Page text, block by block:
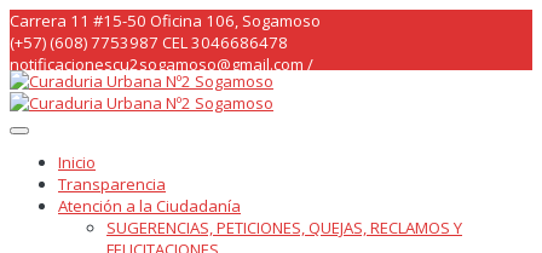
Skip
to
content
Carrera 11 #15-50 Oficina 106, Sogamoso
(+57) (608) 7753987 CEL 3046686478
notificacionescu2sogamoso@gmail.com /
curaduria2sogamoso@gmail.com /
Inicio
Transparencia
Atención a la Ciudadanía
SUGERENCIAS, PETICIONES, QUEJAS, RECLAMOS Y